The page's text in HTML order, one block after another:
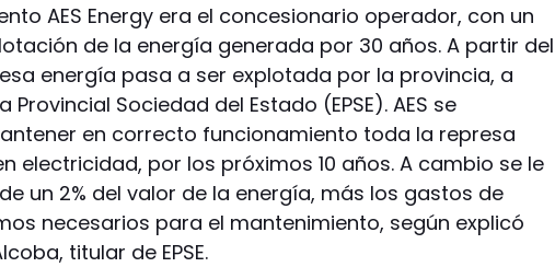
AES Energy era el concesionario operador, con un
de la energía generada por 30 años. A partir del
energía pasa a ser explotada por la provincia, a
Provincial Sociedad del Estado (EPSE). AES se
en correcto funcionamiento toda la represa
electricidad, por los próximos 10 años. A cambio se le
un 2% del valor de la energía, más los gastos de
necesarios para el mantenimiento, según explicó
titular de EPSE.